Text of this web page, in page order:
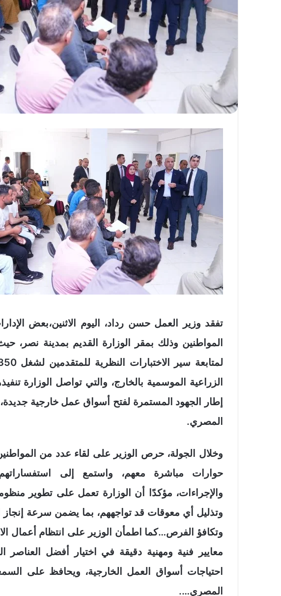
تفقد وزير العمل حسن رداد، اليوم الاثنين،بعض
المواطنين وذلك بمقر الوزارة القديم بمدينة نصر،
الزراعية الموسمية بالخارج، والتي تواصل الوزارة
إطار الجهود المستمرة لفتح أسواق عمل خارجية
المصري.
وخلال الجولة، حرص الوزير على لقاء عدد من
حوارات مباشرة معهم، واستمع إلى
والإجراءات، مؤكدًا أن الوزارة تعمل على تطوير
وتذليل أي معوقات قد تواجههم، بما يضمن سرعة إنجاز
وتكافؤ الفرص…كما اطمأن الوزير على انتظام أعمال
معايير فنية ومهنية دقيقة في اختيار أفضل العناصر
احتياجات أسواق العمل الخارجية، ويحافظ على
المصري….